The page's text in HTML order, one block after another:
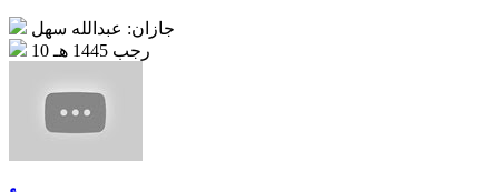
جازان: عبدالله سهل
10 رجب 1445 هـ